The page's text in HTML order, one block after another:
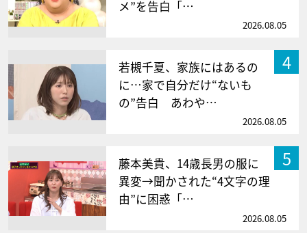
メ”を告白「…
2026.08.05
4
若槻千夏、家族にはあるの
に…家で自分だけ“ないも
の”告白 あわや…
2026.08.05
5
藤本美貴、14歳長男の服に
異変→聞かされた“4文字の理
由”に困惑「…
2026.08.05